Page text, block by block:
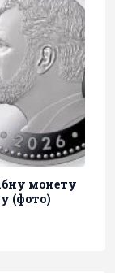
монету
(фото)